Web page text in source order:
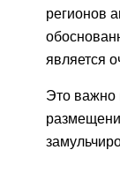
регионов
является
Это важно